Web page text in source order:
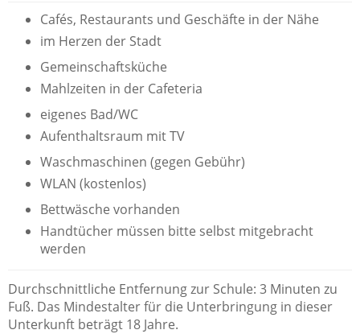
Cafés, Restaurants und Geschäfte in der Nähe
im Herzen der Stadt
Gemeinschaftsküche
Mahlzeiten in der Cafeteria
eigenes Bad/WC
Aufenthaltsraum mit TV
Waschmaschinen (gegen Gebühr)
WLAN (kostenlos)
Bettwäsche vorhanden
Handtücher müssen bitte selbst mitgebracht
werden
Durchschnittliche Entfernung zur Schule: 3 Minuten zu
Fuß. Das Mindestalter für die Unterbringung in dieser
Unterkunft beträgt 18 Jahre.